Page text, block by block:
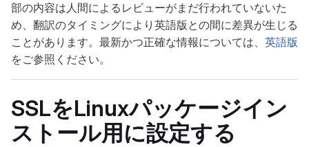
部の内容は人間によるレビューがまだ行われていないた
め、翻訳のタイミングにより英語版との間に差異が生じる
ことがあります。最新かつ正確な情報については、 英語版
をご参照ください。
SSLをLinuxパッケージイン
ストール用に設定する